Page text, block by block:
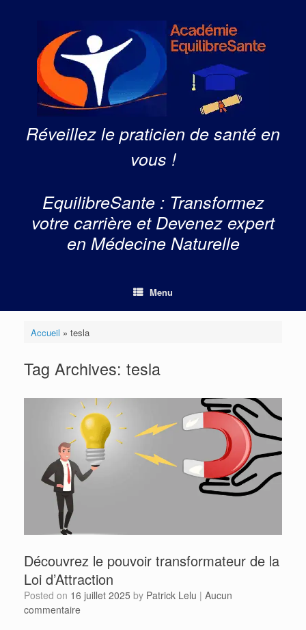
Réveillez le praticien de santé en
vous !
EquilibreSante : Transformez
votre carrière et Devenez expert
en Médecine Naturelle
Menu
Accueil » tesla
Tag Archives: tesla
Découvrez le pouvoir transformateur de la
Loi d’Attraction
Posted on 16 juillet 2025 by Patrick Lelu | Aucun
commentaire